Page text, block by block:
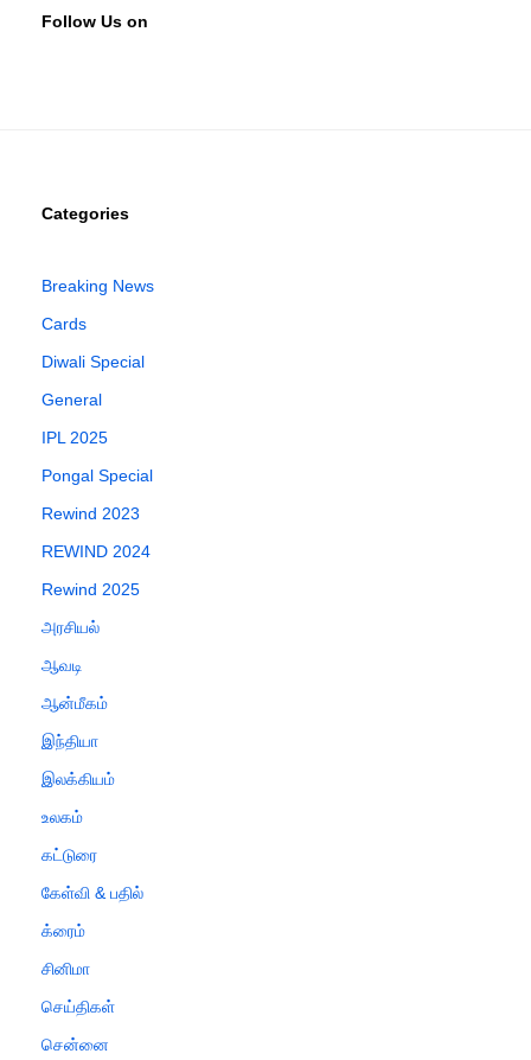
Follow Us on
Categories
Breaking News
Cards
Diwali Special
General
IPL 2025
Pongal Special
Rewind 2023
REWIND 2024
Rewind 2025
அரசியல்
ஆவடி
ஆன்மீகம்
இந்தியா
இலக்கியம்
உலகம்
கட்டுரை
கேள்வி & பதில்
க்ரைம்
சினிமா
செய்திகள்
சென்னை